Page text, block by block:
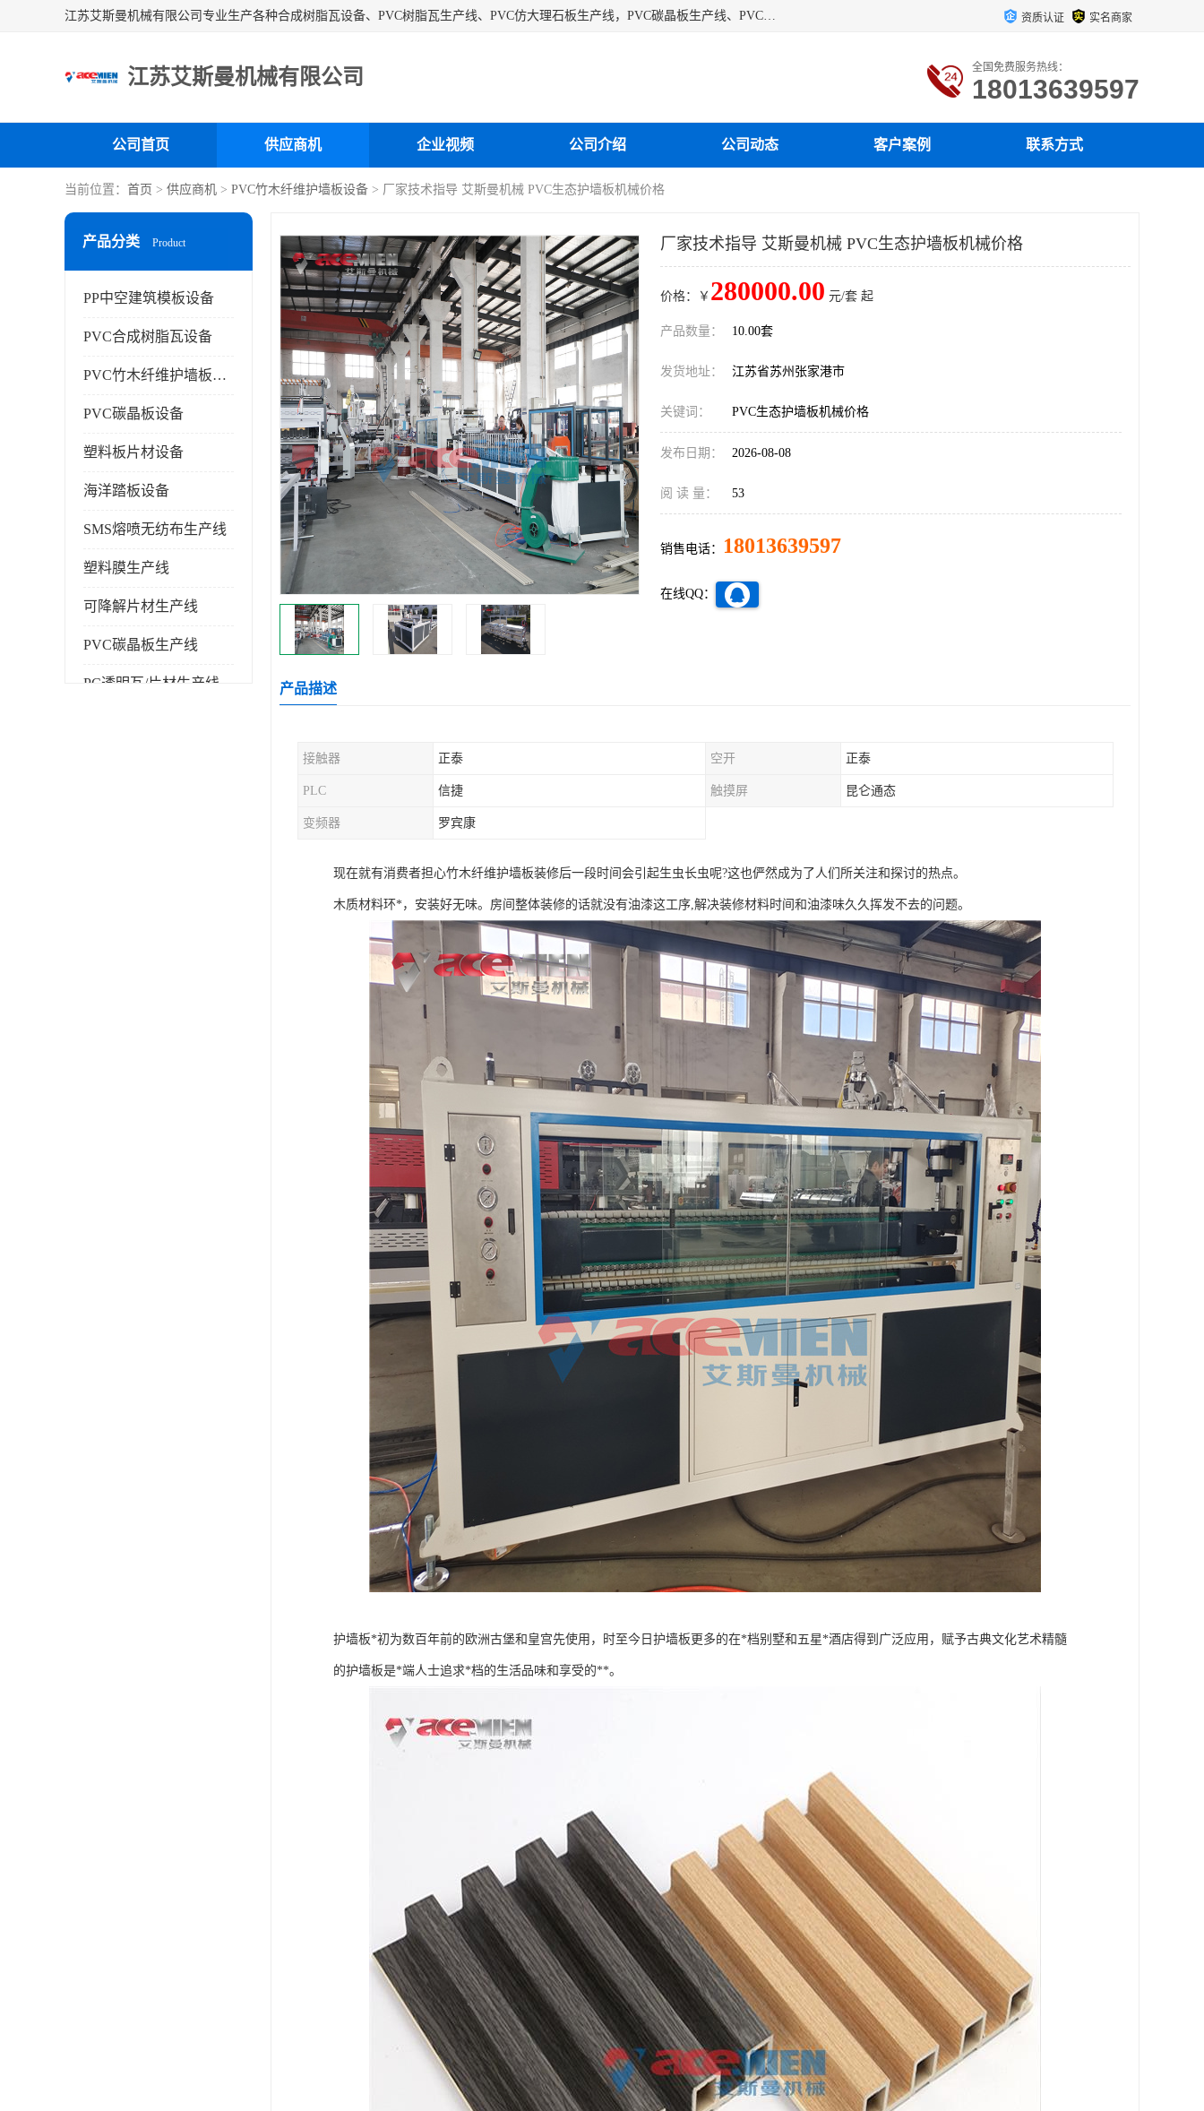
江苏艾斯曼机械有限公司专业生产各种合成树脂瓦设备、PVC树脂瓦生产线、PVC仿大理石板生产线，PVC碳晶板生产线、PVC护墙板生产线，PVC格栅板生产线、PVC扣板生产线、塑料建筑模板生产线。操作方便，性能稳定，价格合理，质量保障。 资质认证 实名商家
江苏艾斯曼机械有限公司 全国免费服务热线：
18013639597
公司首页 供应商机 企业视频 公司介绍 公司动态 客户案例 联系方式
当前位置： 首页 > 供应商机 > PVC竹木纤维护墙板设备 > 厂家技术指导 艾斯曼机械 PVC生态护墙板机械价格
产品分类 Product
PP中空建筑模板设备
PVC合成树脂瓦设备
PVC竹木纤维护墙板设备
PVC碳晶板设备
塑料板片材设备
海洋踏板设备
SMS熔喷无纺布生产线
塑料膜生产线
可降解片材生产线
PVC碳晶板生产线
PC透明瓦/片材生产线
厂家技术指导 艾斯曼机械 PVC生态护墙板机械价格
价格：￥ 280000.00 元/套 起
产品数量： 10.00套
发货地址： 江苏省苏州张家港市
关键词： PVC生态护墙板机械价格
发布日期： 2026-08-08
阅 读 量： 53
销售电话： 18013639597
在线QQ：
产品描述
接触器 正泰 空开 正泰
PLC 信捷 触摸屏 昆仑通态
变频器 罗宾康
现在就有消费者担心竹木纤维护墙板装修后一段时间会引起生虫长虫呢?这也俨然成为了人们所关注和探讨的热点。
木质材料环*，安装好无味。房间整体装修的话就没有油漆这工序,解决装修材料时间和油漆味久久挥发不去的问题。
护墙板*初为数百年前的欧洲古堡和皇宫先使用，时至今日护墙板更多的在*档别墅和五星*酒店得到广泛应用，赋予古典文化艺术精髓
的护墙板是*端人士追求*档的生活品味和享受的**。